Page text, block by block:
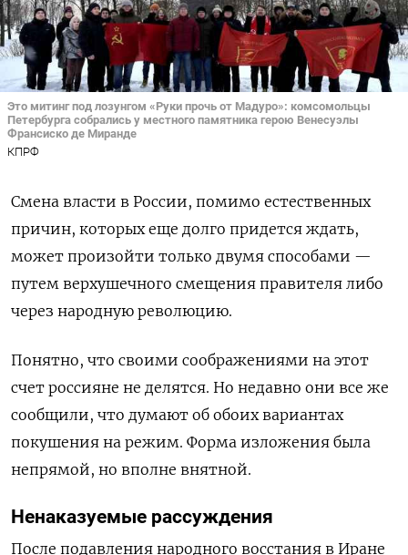
Это митинг под лозунгом «Руки прочь от Мадуро»: комсомольцы
Петербурга собрались у местного памятника герою Венесуэлы
Франсиско де Миранде
КПРФ
Смена власти в России, помимо естественных
причин, которых еще долго придется ждать,
может произойти только двумя способами —
путем верхушечного смещения правителя либо
через народную революцию.
Понятно, что своими соображениями на этот
счет россияне не делятся. Но недавно они все же
сообщили, что думают об обоих вариантах
покушения на режим. Форма изложения была
непрямой, но вполне внятной.
Ненаказуемые рассуждения
После подавления народного восстания в Иране